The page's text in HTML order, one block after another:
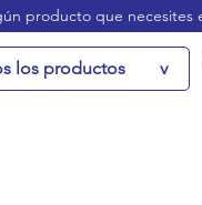
producto que necesites
los productos v